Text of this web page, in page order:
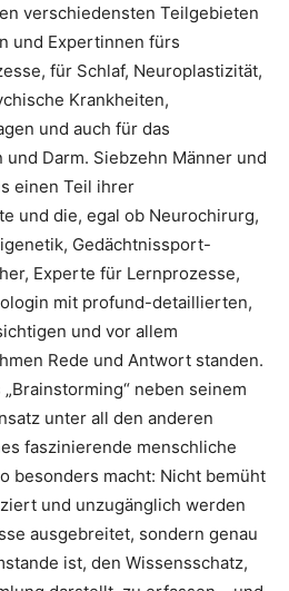
verschiedensten Teilgebieten
und Expertinnen fürs
für Schlaf, Neuroplastizität,
Krankheiten,
und auch für das
Darm. Siebzehn Männer und
einen Teil ihrer
und die, egal ob Neurochirurg,
Gedächtnissport-
Experte für Lernprozesse,
mit profund-detaillierten,
und vor allem
Rede und Antwort standen.
neben seinem
unter all den anderen
faszinierende menschliche
besonders macht: Nicht bemüht
und unzugänglich werden
ausgebreitet, sondern genau
ist, den Wissensschatz,